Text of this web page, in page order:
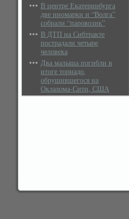
В центре Екатеринбурга
две иномарки и “Волга”
собрали “паровозик”
В ДТП на Сибтракте
пострадали четыре
человека
Два малыша погибли в
итоге торнадо,
обрушившегося на
Оклахома-Сити, США